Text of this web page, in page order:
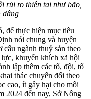
rủi ro thiên tai như bão,
dâng
để thực hiện mục tiêu
nói chung và huyện
ngành thuỷ sản theo
khuyến khích xã hội
lập thêm các tổ, đội, tổ
thác chuyển đổi theo
cao, ít gây hại cho môi
2024 đến nay, Sở Nông